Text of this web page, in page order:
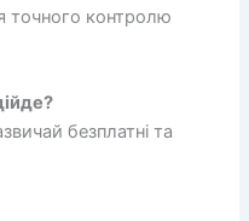
точного контролю
безплатні та